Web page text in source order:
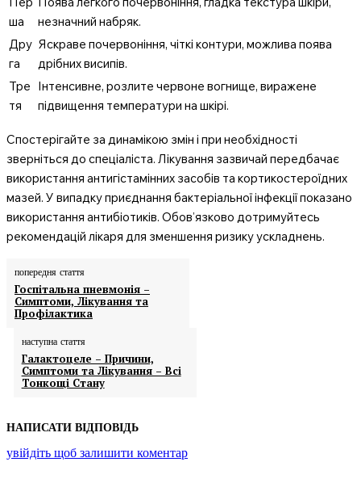
ша
незначний набряк.
Дру
га
Яскраве почервоніння, чіткі контури, можлива поява
дрібних висипів.
Тре
тя
Інтенсивне, розлите червоне вогнище, виражене
підвищення температури на шкірі.
Спостерігайте за динамікою змін і при необхідності
зверніться до спеціаліста. Лікування зазвичай передбачає
використання антигістамінних засобів та кортикостероїдних
мазей. У випадку приєднання бактеріальної інфекції показано
використання антибіотиків. Обов’язково дотримуйтесь
рекомендацій лікаря для зменшення ризику ускладнень.
попередня стаття
Госпітальна пневмонія –
Симптоми, Лікування та
Профілактика
наступна стаття
Галактоцеле – Причини,
Симптоми та Лікування – Всі
Тонкощі Стану
НАПИСАТИ ВІДПОВІДЬ
увійдіть щоб залишити коментар